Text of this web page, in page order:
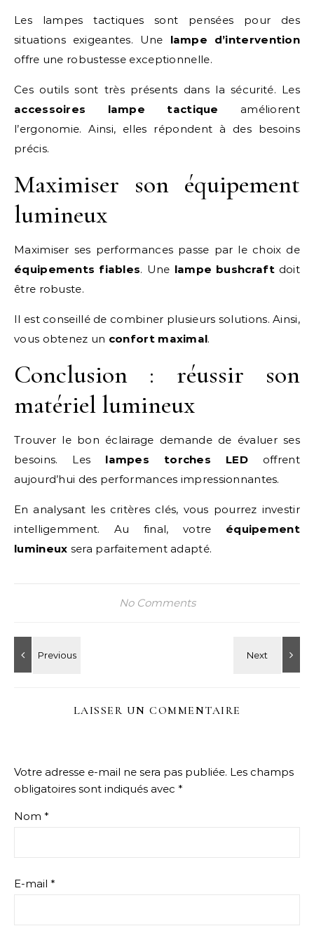
Les lampes tactiques sont pensées pour des
situations exigeantes. Une lampe d’intervention
offre une robustesse exceptionnelle.
Ces outils sont très présents dans la sécurité. Les
accessoires lampe tactique améliorent
l’ergonomie. Ainsi, elles répondent à des besoins
précis.
Maximiser son équipement
lumineux
Maximiser ses performances passe par le choix de
équipements fiables. Une lampe bushcraftdoit
être robuste.
Il est conseillé de combiner plusieurs solutions. Ainsi,
vous obtenez un confort maximal.
Conclusion : réussir son
matériel lumineux
Trouver le bon éclairage demande de évaluer ses
besoins. Les lampes torches LEDoffrent
aujourd’hui des performances impressionnantes.
En analysant les critères clés, vous pourrez investir
intelligemment. Au final, votre équipement
lumineux sera parfaitement adapté.
No Comments
LAISSER UN COMMENTAIRE
Votre adresse e-mail ne sera pas publiée. Les champs
obligatoires sont indiqués avec *
Nom *
E-mail *